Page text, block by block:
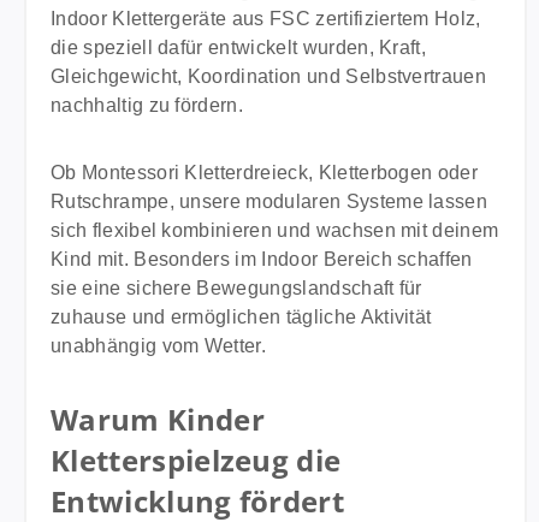
bestehende Spielsysteme um zusätzliche
Bewegungsreize. Produktdetails Altersempfehlung 0
bis 4 Jahre Gewichtsgrenze über 100 kg Material
100 Prozent Buchenholz aus FSC zertifizierter
KINDAHOLZ Kletterspielzeugen Pflege und
Bedarf kann ein mildes Reinigungsmittel verwendet
werden. Aggressive Chemikalien sowie längerer
Kontakt mit Wasser sollten vermieden werden, da
empfehlen die Aufsicht eines Erwachsenen bis zum
Alter von 2 Jahren. Nachhaltig und langlebig Die
Kindaholz NOAH Rutschrampe ist eine langfristige
Investition in die gesunde Entwicklung deines
Indoor Klettergeräte aus FSC zertifiziertem Holz,
die speziell dafür entwickelt wurden, Kraft,
Gleichgewicht, Koordination und Selbstvertrauen
nachhaltig zu fördern.
Ob Montessori Kletterdreieck, Kletterbogen oder
Rutschrampe, unsere modularen Systeme lassen
sich flexibel kombinieren und wachsen mit deinem
Kind mit. Besonders im Indoor Bereich schaffen
sie eine sichere Bewegungslandschaft für
zuhause und ermöglichen tägliche Aktivität
unabhängig vom Wetter.
Warum Kinder
Kletterspielzeug die
Entwicklung fördert